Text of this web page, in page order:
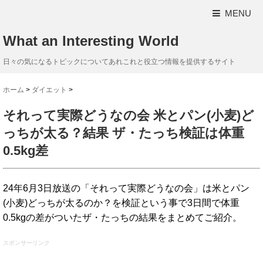
MENU
What an Interesting World
日々の気になるトピックについてあれこれと役立つ情報を提供するサイト
ホーム > ダイエット >
それって実際どうなの会 米とパン(小麦)ど
っちが太る？結果 ザ・たっち検証は体重
0.5kg差
24年6月3日放送の「それって実際どうなの会」は米とパン
(小麦)どっちが太るのか？を検証という事で3日間で体重
0.5kgの差がついたザ・たっちの結果をまとめてご紹介。
スポンサーリンク